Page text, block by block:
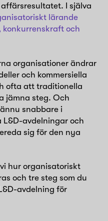
I själva
lärande
och
organisationer ändrar
och kommersiella
ofta att traditionella
jämna steg. Och
snabbare i
avdelningar och
sig för den nya
hur organisatoriskt
och tre steg som du
avdelning för